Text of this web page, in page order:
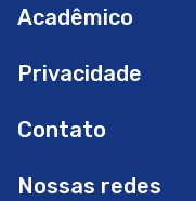
Acadêmico
Privacidade
Contato
Nossas redes